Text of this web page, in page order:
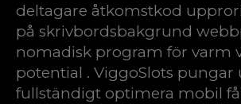
deltagare åtkomstkod
på skrivbordsbakgrund
nomadisk program för varm
potential . ViggoSlots pungar
fullständigt optimera mobil